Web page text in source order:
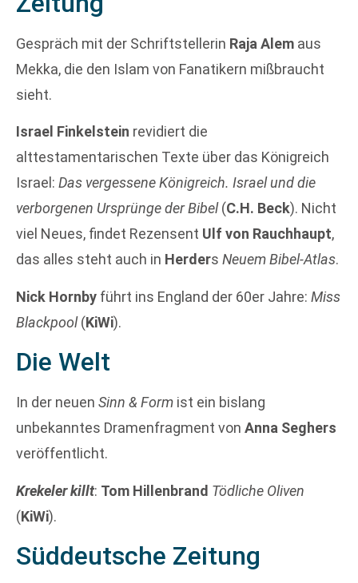
Gespräch mit der Schriftstellerin Raja Alem aus
Mekka, die den Islam von Fanatikern mißbraucht
sieht.
Israel Finkelstein revidiert die
alttestamentarischen Texte über das Königreich
Israel: Das vergessene Königreich. Israel und die
verborgenen Ursprünge der Bibel(C.H. Beck). Nicht
viel Neues, findet Rezensent Ulf von Rauchhaupt,
das alles steht auch in Herders Neuem Bibel-Atlas.
Nick Hornby führt ins England der 60er Jahre: Miss
Blackpool(KiWi).
Die Welt
In der neuen Sinn & Form ist ein bislang
unbekanntes Dramenfragment von Anna Seghers
veröffentlicht.
Krekeler killt: Tom Hillenbrand Tödliche Oliven
(KiWi).
Süddeutsche Zeitung